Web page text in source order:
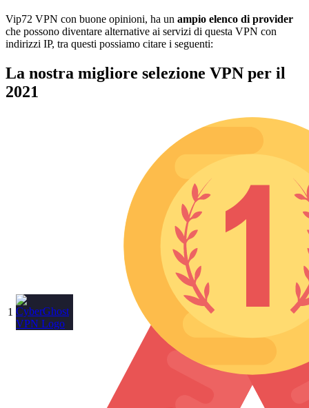
Vip72 VPN con buone opinioni, ha un ampio elenco di provider
che possono diventare alternative ai servizi di questa VPN con
indirizzi IP, tra questi possiamo citare i seguenti:
La nostra migliore selezione VPN per il
2021
1